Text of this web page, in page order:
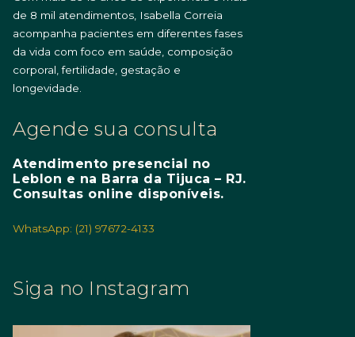
de 8 mil atendimentos, Isabella Correia
acompanha pacientes em diferentes fases
da vida com foco em saúde, composição
corporal, fertilidade, gestação e
longevidade.
Agende sua consulta
Atendimento presencial no
Leblon e na Barra da Tijuca – RJ.
Consultas online disponíveis.
WhatsApp: (21) 97672-4133
Siga no Instagram